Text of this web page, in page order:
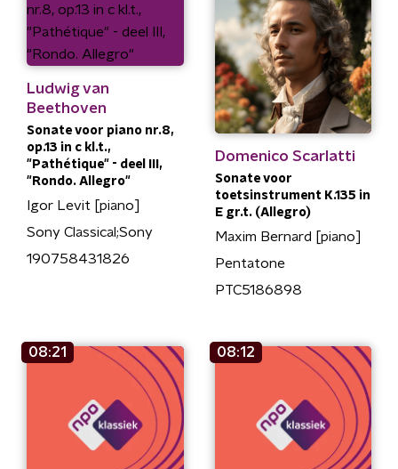
Ludwig van
Beethoven
Sonate voor piano nr.8,
op.13 in c kl.t.,
"Pathétique" - deel III,
"Rondo. Allegro"
Igor Levit [piano]
Sony Classical;Sony
190758431826
Domenico Scarlatti
Sonate voor
toetsinstrument K.135 in
E gr.t. (Allegro)
Maxim Bernard [piano]
Pentatone
PTC5186898
08:21 08:12